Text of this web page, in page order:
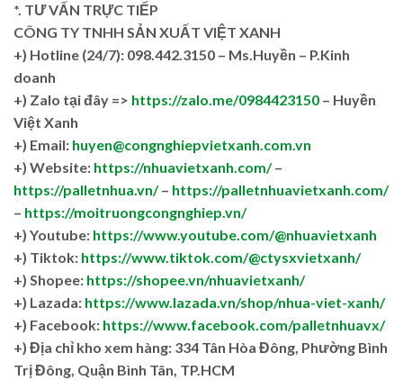
*. TƯ VẤN TRỰC TIẾP
CÔNG TY TNHH SẢN XUẤT VIỆT XANH
+) Hotline (24/7): 098.442.3150 – Ms.Huyền – P.Kinh
doanh
+) Zalo tại đây => https://zalo.me/0984423150 – Huyền
Việt Xanh
+) Email: huyen@congnghiepvietxanh.com.vn
+) Website: https://nhuavietxanh.com/–
https://palletnhua.vn/– https://palletnhuavietxanh.com/
– https://moitruongcongnghiep.vn/
+) Youtube: https://www.youtube.com/@nhuavietxanh
+) Tiktok: https://www.tiktok.com/@ctysxvietxanh/
+) Shopee: https://shopee.vn/nhuavietxanh/
+) Lazada: https://www.lazada.vn/shop/nhua-viet-xanh/
+) Facebook: https://www.facebook.com/palletnhuavx/
+) Địa chỉ kho xem hàng: 334 Tân Hòa Đông, Phường Bình
Trị Đông, Quận Bình Tân, TP.HCM